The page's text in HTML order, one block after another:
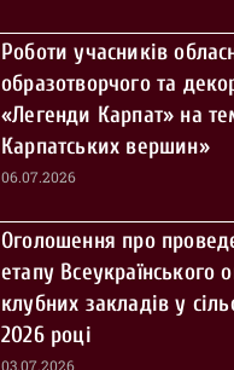
Роботи учасників
образотворчого та
«Легенди Карпат» на
Карпатських вершин»
06.07.2026
Оголошення про
етапу Всеукраїнського
клубних закладів у
2026 році
03.07.2026